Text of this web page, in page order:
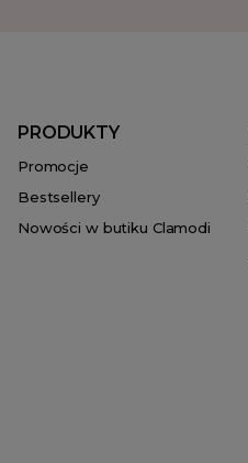
PRODUKTY
Promocje
Bestsellery
Nowości w butiku Clamodi